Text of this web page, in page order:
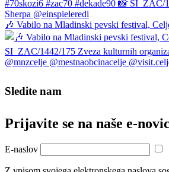
🎶 Vabilo na Mladinski pevski festival,
Sledite nam
Prijavite se na naše
E-naslov